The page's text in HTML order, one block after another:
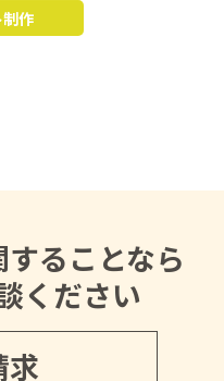
作
ることなら
ください
求